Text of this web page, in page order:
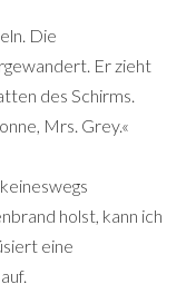
Die
Er zieht
des Schirms.
Mrs. Grey.«
holst, kann ich
eine